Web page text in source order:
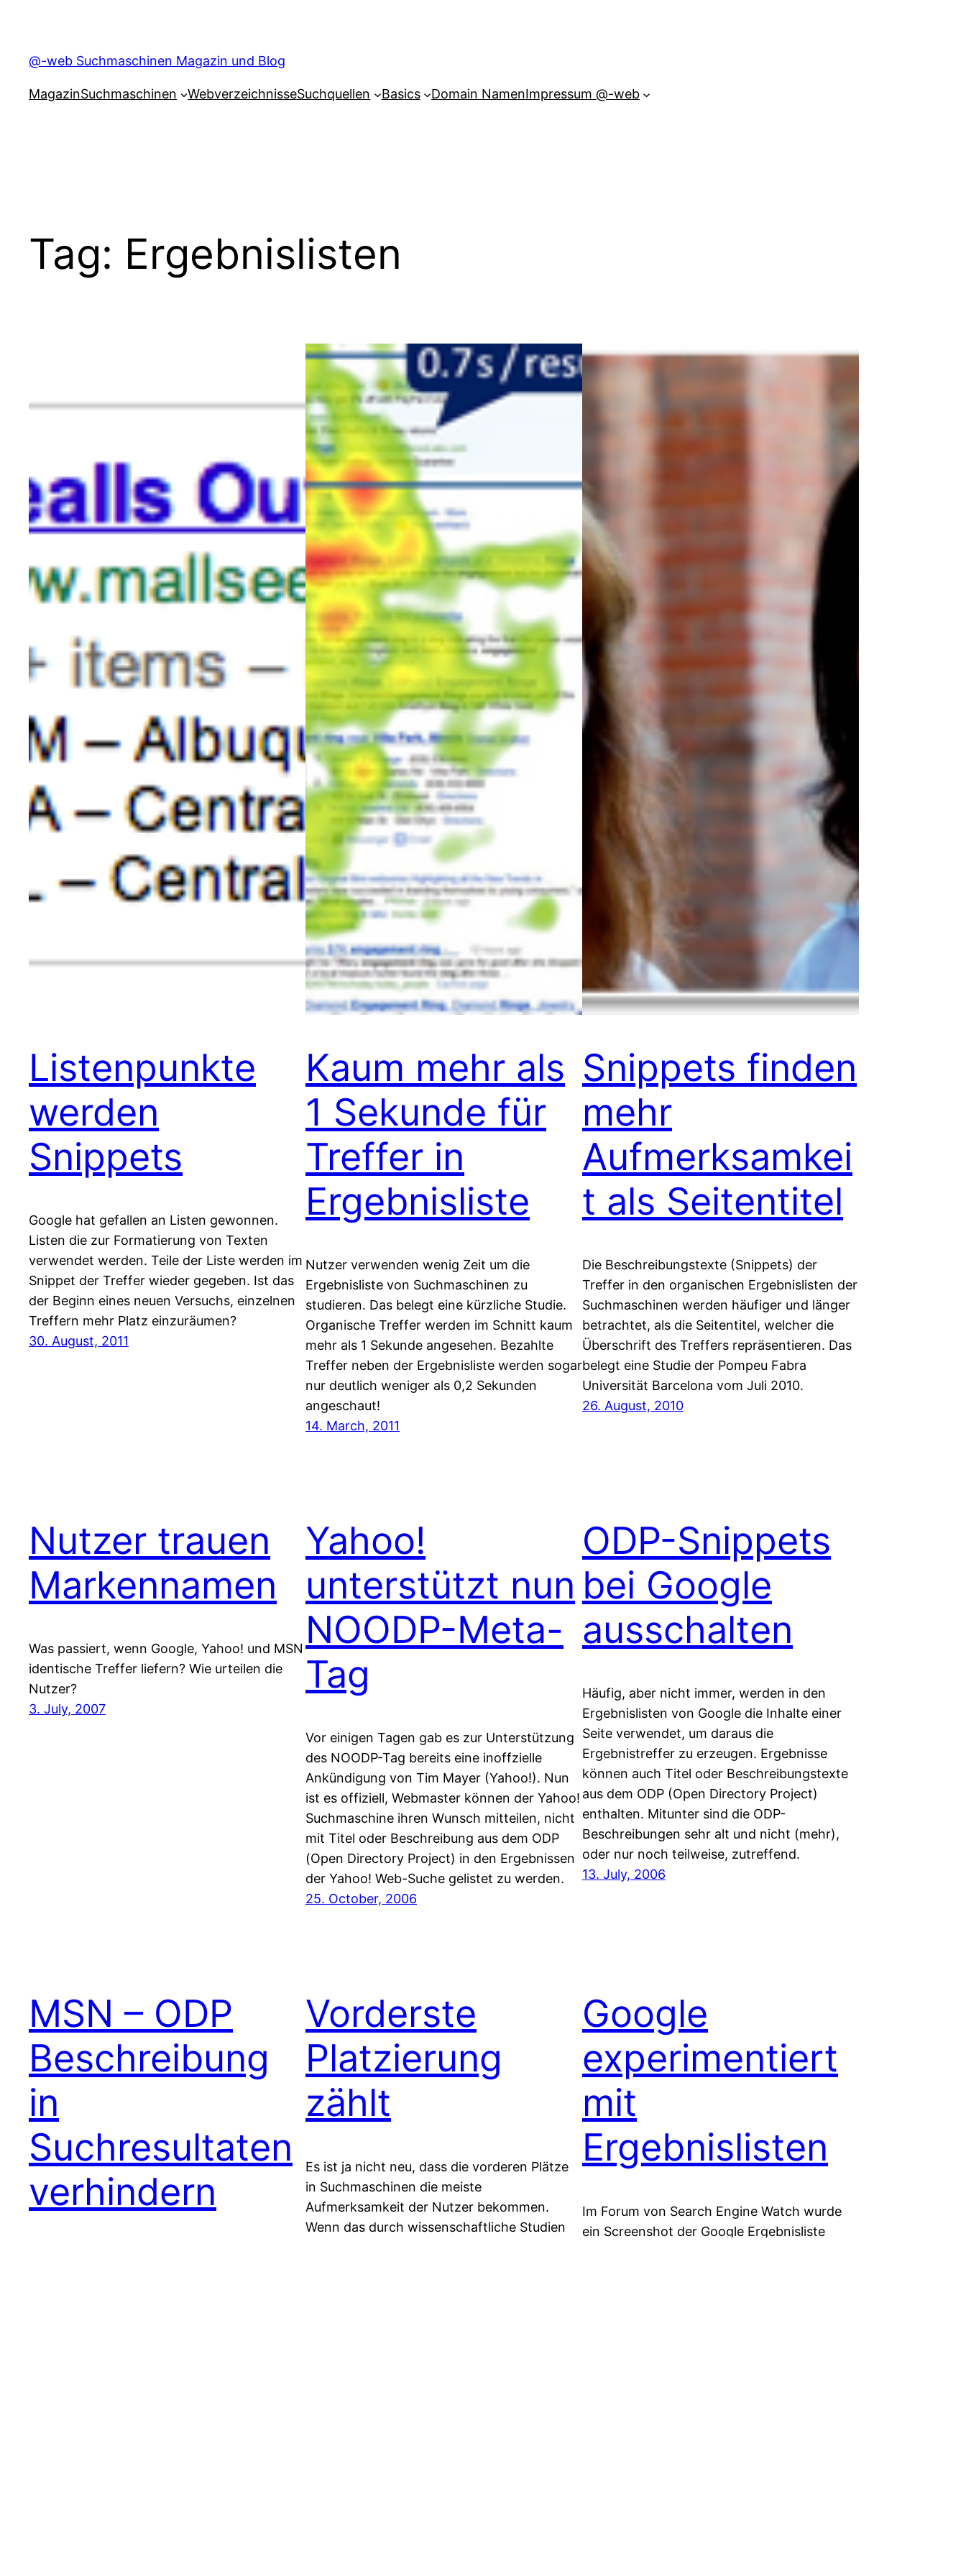
content
@-web Suchmaschinen Magazin und Blog
MagazinSuchmaschinen WebverzeichnisseSuchquellen Basics Domain NamenImpressum @-web
Tag: Ergebnislisten
Listenpunkte
werden
Snippets
Google hat gefallen an Listen gewonnen.
Listen die zur Formatierung von Texten
verwendet werden. Teile der Liste werden im
Snippet der Treffer wieder gegeben. Ist das
der Beginn eines neuen Versuchs, einzelnen
Treffern mehr Platz einzuräumen?
30. August, 2011
Kaum mehr als
1 Sekunde für
Treffer in
Ergebnisliste
Nutzer verwenden wenig Zeit um die
Ergebnisliste von Suchmaschinen zu
studieren. Das belegt eine kürzliche Studie.
Organische Treffer werden im Schnitt kaum
mehr als 1 Sekunde angesehen. Bezahlte
Treffer neben der Ergebnisliste werden sogar
nur deutlich weniger als 0,2 Sekunden
angeschaut!
14. March, 2011
Snippets finden
mehr
Aufmerksamkei
t als Seitentitel
Die Beschreibungstexte (Snippets) der
Treffer in den organischen Ergebnislisten der
Suchmaschinen werden häufiger und länger
betrachtet, als die Seitentitel, welcher die
Überschrift des Treffers repräsentieren. Das
belegt eine Studie der Pompeu Fabra
Universität Barcelona vom Juli 2010.
26. August, 2010
Nutzer trauen
Markennamen
Was passiert, wenn Google, Yahoo! und MSN
identische Treffer liefern? Wie urteilen die
Nutzer?
3. July, 2007
Yahoo!
unterstützt nun
NOODP-Meta-
Tag
Vor einigen Tagen gab es zur Unterstützung
des NOODP-Tag bereits eine inoffzielle
Ankündigung von Tim Mayer (Yahoo!). Nun
ist es offiziell, Webmaster können der Yahoo!
Suchmaschine ihren Wunsch mitteilen, nicht
mit Titel oder Beschreibung aus dem ODP
(Open Directory Project) in den Ergebnissen
der Yahoo! Web-Suche gelistet zu werden.
25. October, 2006
ODP-Snippets
bei Google
ausschalten
Häufig, aber nicht immer, werden in den
Ergebnislisten von Google die Inhalte einer
Seite verwendet, um daraus die
Ergebnistreffer zu erzeugen. Ergebnisse
können auch Titel oder Beschreibungstexte
aus dem ODP (Open Directory Project)
enthalten. Mitunter sind die ODP-
Beschreibungen sehr alt und nicht (mehr),
oder nur noch teilweise, zutreffend.
13. July, 2006
MSN – ODP
Beschreibung
in
Suchresultaten
verhindern
Vorderste
Platzierung
zählt
Es ist ja nicht neu, dass die vorderen Plätze
in Suchmaschinen die meiste
Aufmerksamkeit der Nutzer bekommen.
Wenn das durch wissenschaftliche Studien
Google
experimentiert
mit
Ergebnislisten
Im Forum von Search Engine Watch wurde
ein Screenshot der Google Ergebnisliste